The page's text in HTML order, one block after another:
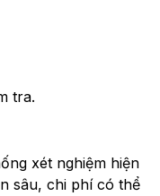
tra.
xét nghiệm hiện
sâu, chi phí có thể